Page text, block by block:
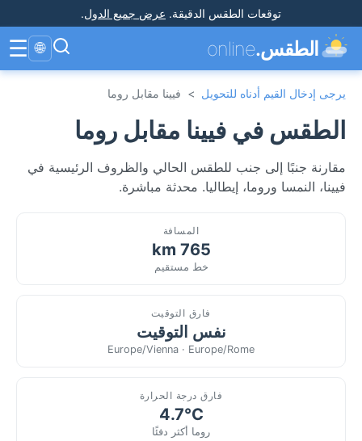
توقعات الطقس الدقيقة. عرض جميع الدول.
الطقس.online
🌐
☰
يرجى إدخال القيم أدناه للتحويل > فيينا مقابل روما
الطقس في فيينا مقابل روما
مقارنة جنبًا إلى جنب للطقس الحالي والظروف الرئيسية في
فيينا، النمسا وروما، إيطاليا. محدثة مباشرة.
المسافة
765 km
خط مستقيم
فارق التوقيت
نفس التوقيت
Europe/Vienna · Europe/Rome
فارق درجة الحرارة
4.7°C
روما أكثر دفئًا